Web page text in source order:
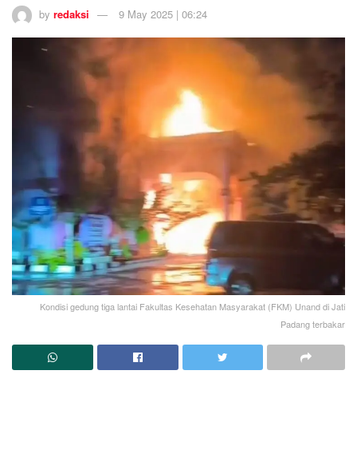
by redaksi 9 May 2025 | 06:24
Kondisi gedung tiga lantai Fakultas Kesehatan Masyarakat (FKM) Unand di Jati
Padang terbakar